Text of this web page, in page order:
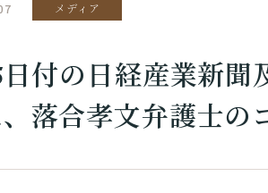
メディア
付の日経産業新聞
落合孝文弁護士の